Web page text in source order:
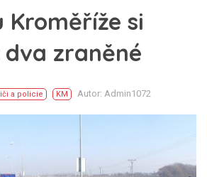
Kroměříže si
zraněné
a policie KM Autor: Admin1072